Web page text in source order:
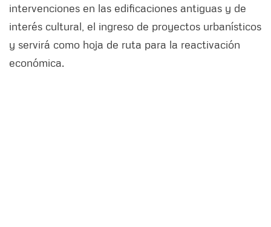
intervenciones en las edificaciones antiguas y de
interés cultural, el ingreso de proyectos urbanísticos
y servirá como hoja de ruta para la reactivación
económica.